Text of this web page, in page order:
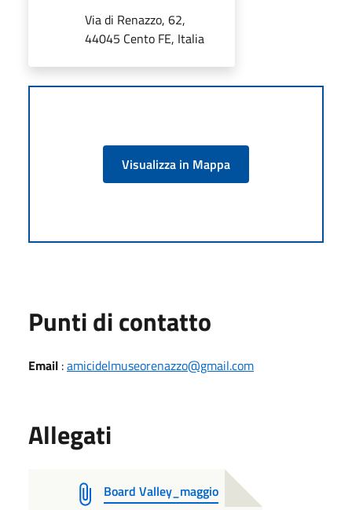
Via di Renazzo, 62,
44045 Cento FE, Italia
Visualizza in Mappa
Punti di contatto
Email :amicidelmuseorenazzo@gmail.com
Allegati
Board Valley_maggio